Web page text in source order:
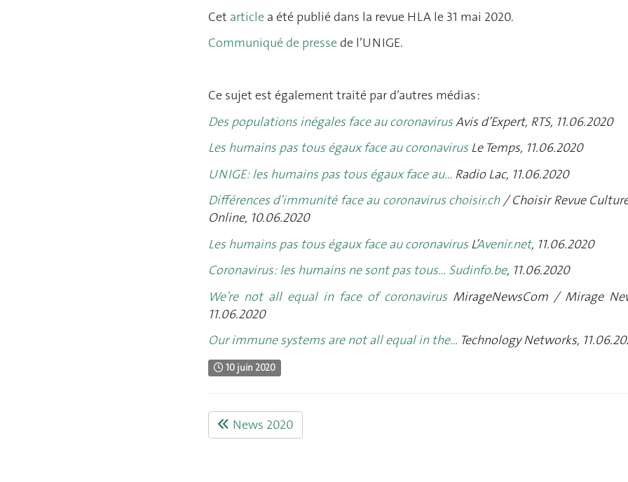
Cet article a été publié dans la revue HLA le 31 mai 2020.
Communiqué de presse de l’UNIGE.
Ce sujet est également traité par d’autres médias :
Des populations inégales face au coronavirusAvis d’Expert, RTS, 11.06.2020
Les humains pas tous égaux face au coronavirusLe Temps, 11.06.2020
UNIGE: les humains pas tous égaux face au… Radio Lac, 11.06.2020
Différences d’immunité face au coronavirus choisir.ch/ Choisir Revue
Online, 10.06.2020
Les humains pas tous égaux face au coronavirusL’Avenir.net, 11.06.2020
Coronavirus: les humains ne sont pas tous… Sudinfo.be, 11.06.2020
We’re not all equal in face of coronavirusMirageNewsCom / Mirage
11.06.2020
Our immune systems are not all equal in the… Technology Networks,
10 juin 2020
News 2020